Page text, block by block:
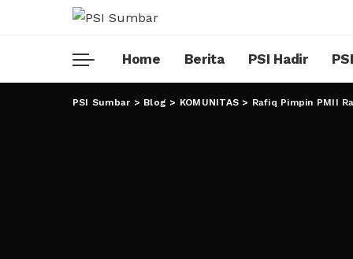
Home Berita PSI Hadir
PSI Sumbar > Blog > KOMUNITAS > Rafiq Pimpin PMII